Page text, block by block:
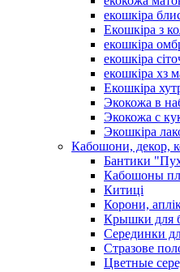
екошкіра
Екошкіра з
екошкіра
екошкіра
екошкіра хз
Екошкіра
Экокожа в
Экокожа с
Экошкiра
Кабошони, декор,
Бантики
Кабошоны
Китиці
Корони,
Крышки для
Серединки
Стразове
Цветные